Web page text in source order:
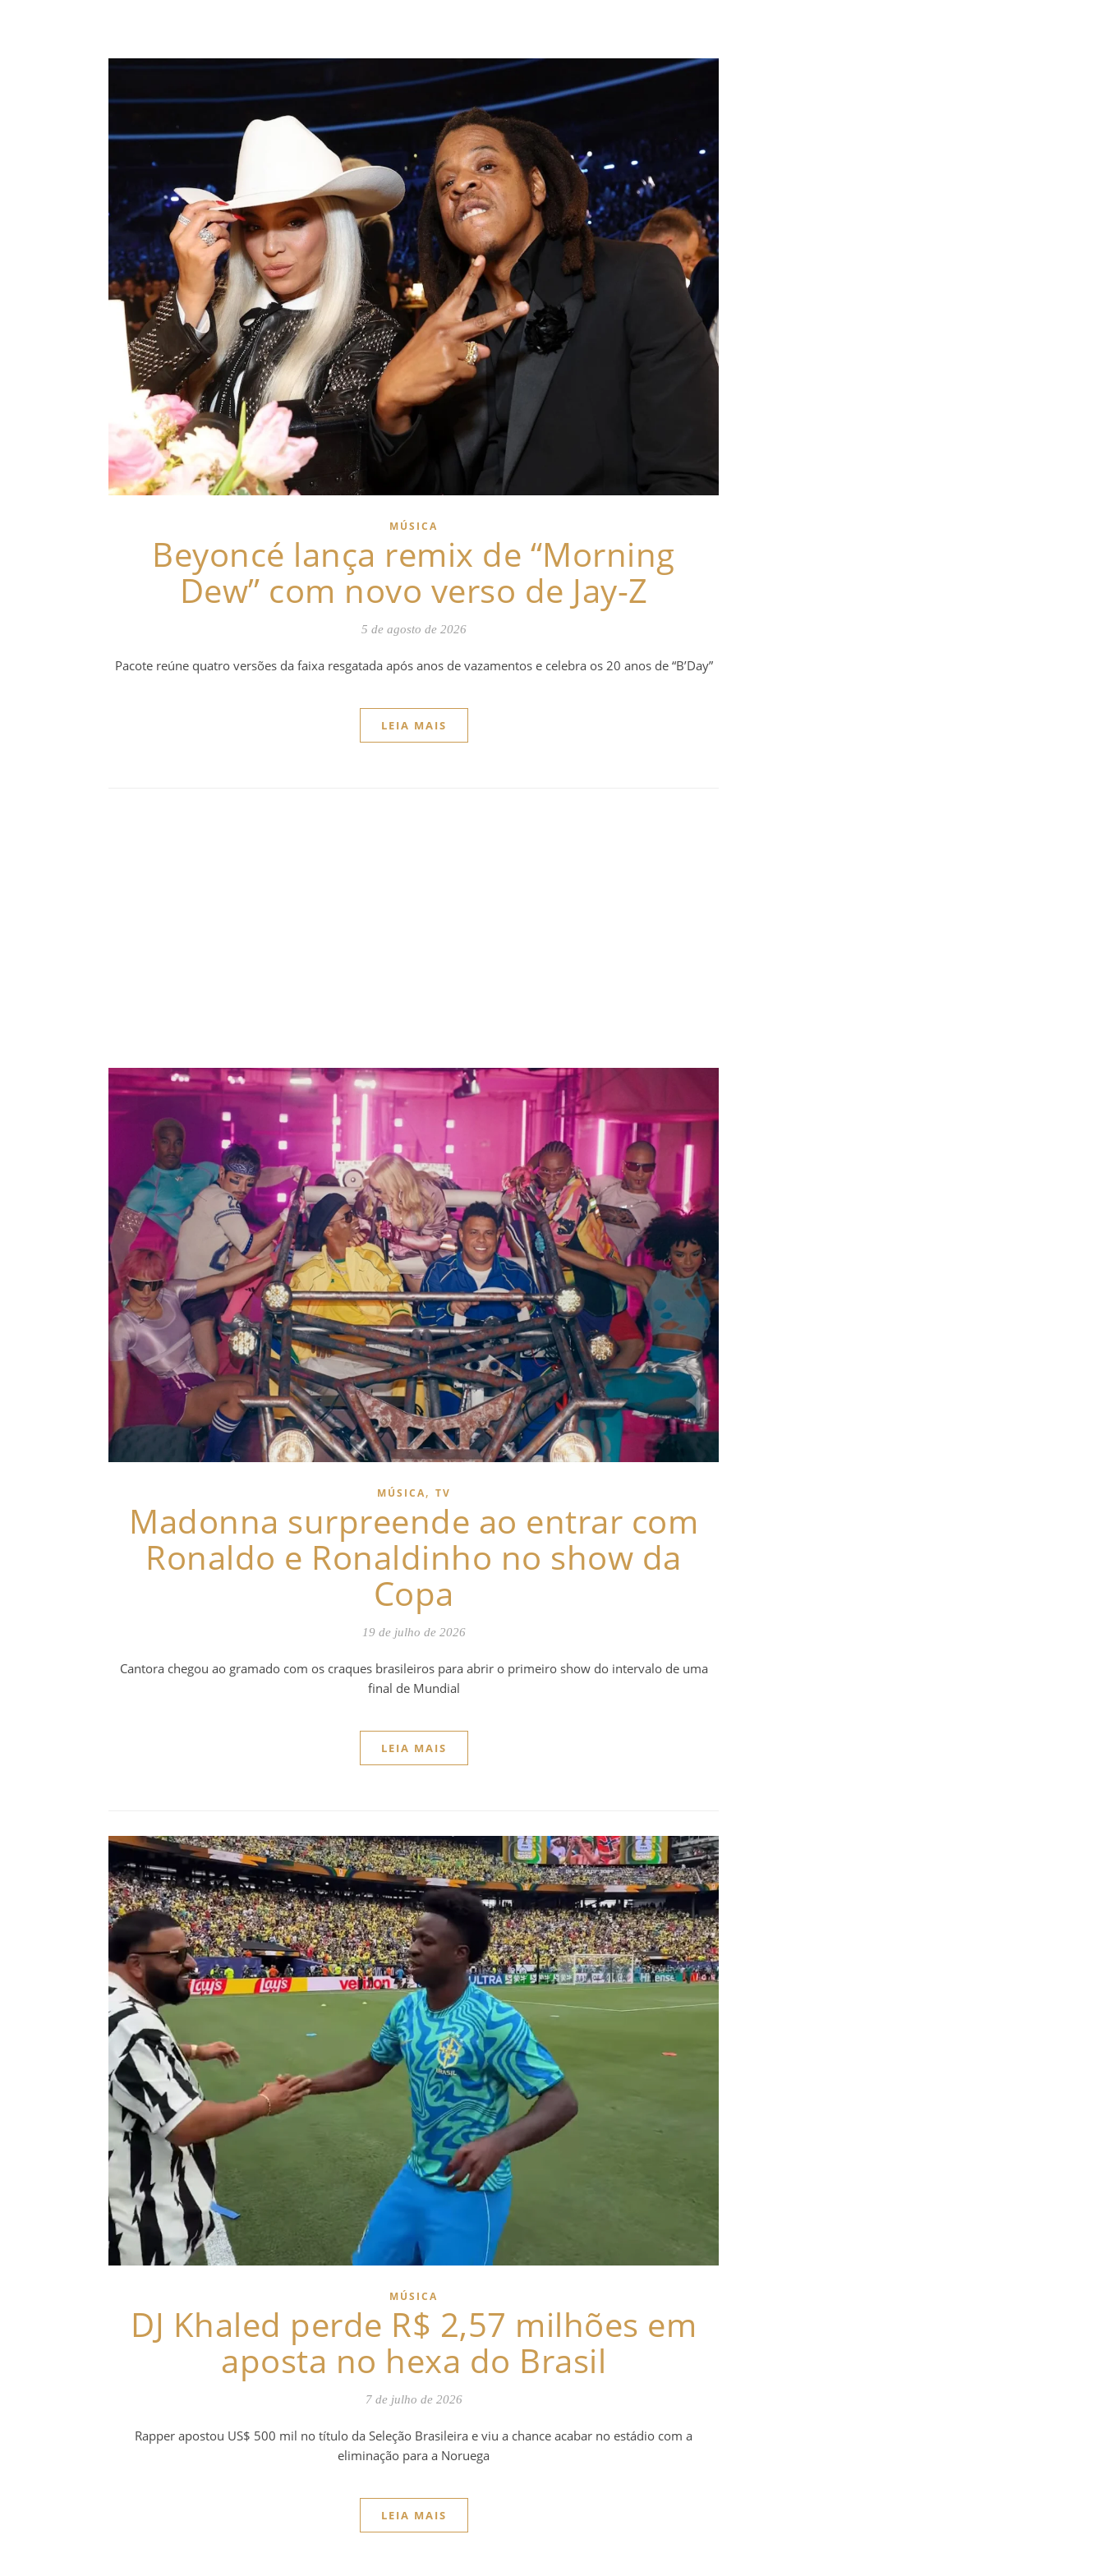
MÚSICA
Beyoncé lança remix de “Morning
Dew” com novo verso de Jay-Z
5 de agosto de 2026
Pacote reúne quatro versões da faixa resgatada após anos de vazamentos e celebra os 20 anos de “B’Day”
LEIA MAIS
MÚSICA, TV
Madonna surpreende ao entrar com
Ronaldo e Ronaldinho no show da
Copa
19 de julho de 2026
Cantora chegou ao gramado com os craques brasileiros para abrir o primeiro show do intervalo de uma
final de Mundial
LEIA MAIS
MÚSICA
DJ Khaled perde R$ 2,57 milhões em
aposta no hexa do Brasil
7 de julho de 2026
Rapper apostou US$ 500 mil no título da Seleção Brasileira e viu a chance acabar no estádio com a
eliminação para a Noruega
LEIA MAIS